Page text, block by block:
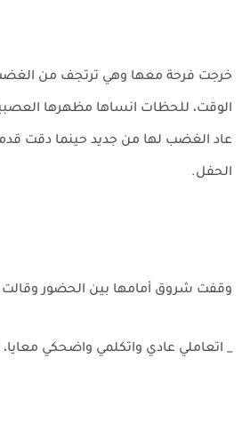
خرجت فرحة معها وهي ترتجف من
الوقت، للحظات انساها مظهرها
عاد الغضب لها من جديد حينما دقت
الحفل.
وقفت شروق أمامها بين الحضور
_ اتعاملي عادي واتكلمي واضحكي معايا،